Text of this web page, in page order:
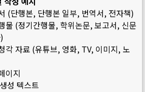
(단행본, 단행본 일부, 번역서, 전자책)
물 (정기간행물, 학위논문, 보고서, 신문
각 자료 (유튜브, 영화, TV, 이미지, 노
이지
성 텍스트